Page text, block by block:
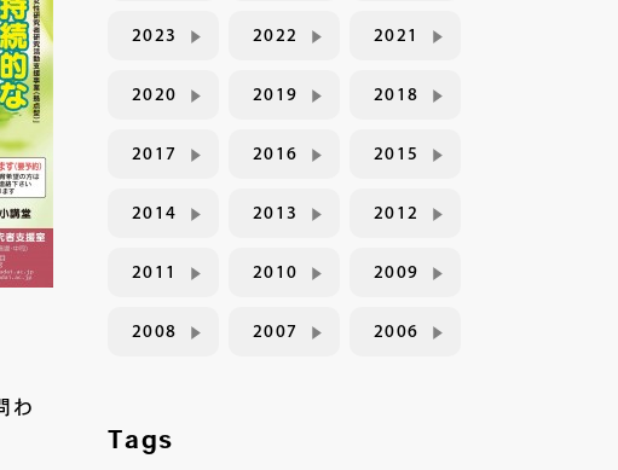
わ
2023 2022 2021
2020 2019 2018
2017 2016 2015
2014 2013 2012
2011 2010 2009
2008 2007 2006
Tags